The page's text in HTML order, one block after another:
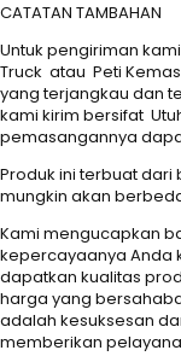
CATATAN TAMBAHAN
Untuk pengiriman
Truck atau Peti
yang terjangkau dan
kami kirim bersifat
pemasangannya
Produk ini terbuat
mungkin akan
Kami mengucapkan
kepercayaanya Anda
dapatkan kualitas
harga yang
adalah kesuksesan
memberikan